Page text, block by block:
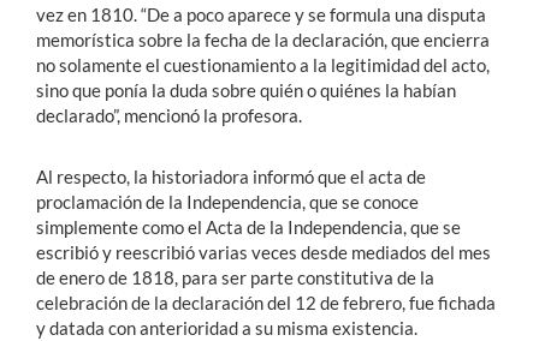
vez en 1810. “De a poco aparece y se formula una disputa
memorística sobre la fecha de la declaración, que encierra
no solamente el cuestionamiento a la legitimidad del acto,
sino que ponía la duda sobre quién o quiénes la habían
declarado”, mencionó la profesora.
Al respecto, la historiadora informó que el acta de
proclamación de la Independencia, que se conoce
simplemente como el Acta de la Independencia, que se
escribió y reescribió varias veces desde mediados del mes
de enero de 1818, para ser parte constitutiva de la
celebración de la declaración del 12 de febrero, fue fichada
y datada con anterioridad a su misma existencia.